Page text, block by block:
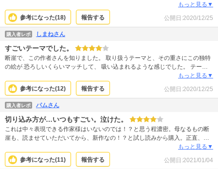
もっと見る▼
参考になった(18) 報告する 公開日:2020/12/25
購入者レポ しまねさん
すごいテーマでした。
断崖で、この作者さんを知りました。 取り扱うテーマと、その重さにこの独特
の絵が 恐ろしいくらいマッチして、 吸い込まれるような感じでした。 テーマ
の重さと悲しさと、怒りと、 この作品は断崖にまさるとも劣らない迫力で のし
かかってきます。 ただ、あれほどこの作者さんの良さである絵が この作品で
は、なんだか、騒々しく感じました。 質感が変わってしまったのかな。 あと、
沢さんとの関わりは、あくまで私見ですが 物語の根幹として必要なはずなの
に、どうしてもエピソードとしてなくてもいい気がして。 悩みが悩みである以
上、軽重などないけれど、 それでも透子さんと肩並べてる風な苦悩とか 墜ちっ
ぷりとか、やっぱりいらない、エピソード。 断崖は、できれば★10でも構わな
いくらいの 心を本当に鷲掴みにされるものだったのですが この作品は、この作
品としては素晴らしいものですが、比べてしまえば、★4つでした。
もっと見る▼
参考になった(12) 報告する 公開日:2020/12/25
購入者レポ パムさん
切り込み方が…いつもすごい。泣けた。
これは中々表現できる作家様はいないのでは！？と思う程濃密。母なるもの断
崖も、読ませていただいてから、新作なの！？と試し読みから購入。正直、読
みづらくはなってます。断崖は時代背景に合ってたというか… 読みやすかった
ですが今回はまた違う描き方なのかなと(ごちゃついてます)。けれど、切り込み
先が本当に辛いというか、誰も目に触れたくはない様な現実で起きた事を題材
もっと見る▼
参考になった(11) 報告する 公開日:2021/01/04